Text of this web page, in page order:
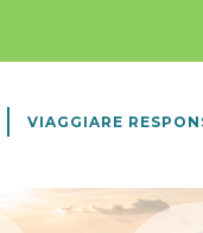
VIAGGIARE